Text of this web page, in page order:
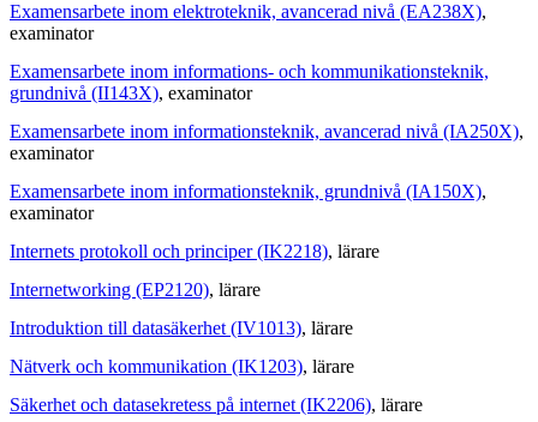
Examensarbete inom elektroteknik, avancerad nivå (EA238X),
examinator
Examensarbete inom informations- och kommunikationsteknik,
grundnivå (II143X), examinator
Examensarbete inom informationsteknik, avancerad nivå (IA250X),
examinator
Examensarbete inom informationsteknik, grundnivå (IA150X),
examinator
Internets protokoll och principer (IK2218), lärare
Internetworking (EP2120), lärare
Introduktion till datasäkerhet (IV1013), lärare
Nätverk och kommunikation (IK1203), lärare
Säkerhet och datasekretess på internet (IK2206), lärare